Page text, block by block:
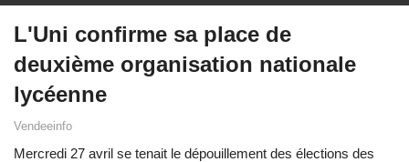
L'Uni confirme sa place de
deuxième organisation nationale
lycéenne
Vendeeinfo
Mercredi 27 avril se tenait le dépouillement des élections des